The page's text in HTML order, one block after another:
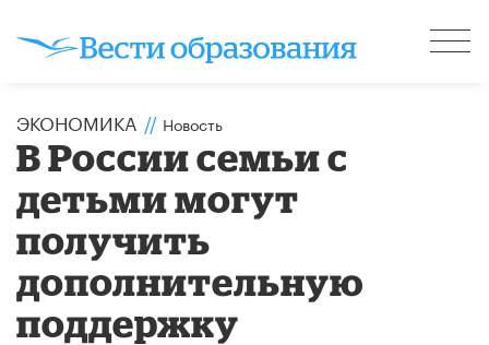
ЭКОНОМИКА // Новость
В России семьи с
детьми могут
получить
дополнительную
поддержку